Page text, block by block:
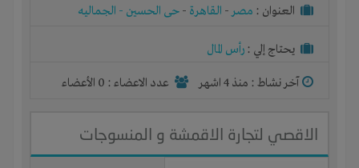
العنوان : مصر- القاهرة - حى الحسين - الجماليه
يحتاج إلي : رأس المال
آخر نشاط : منذ 4 اشهر عدد الاعضاء : 0 الأعضاء
الاقصي لتجارة الاقمشة و المنسوجات